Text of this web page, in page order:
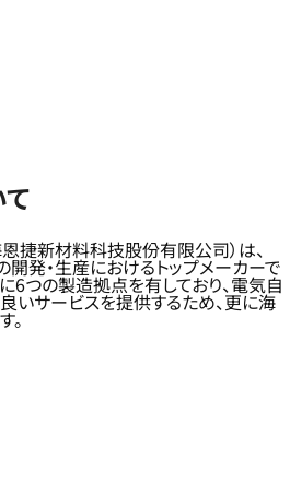
捷新材料科技股份有限公司）は、
発・生産におけるトップメーカーで
6つの製造拠点を有しており、電気自
いサービスを提供するため、更に海
。